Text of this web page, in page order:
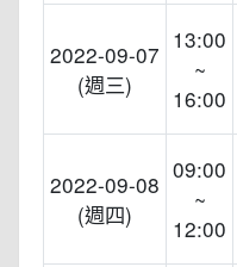
2022-09-07
(週三)
13:00
~
16:00
2022-09-08
(週四)
09:00
~
12:00